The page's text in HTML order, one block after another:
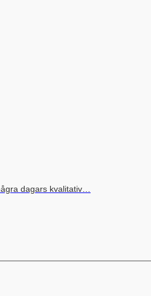
dagars kvalitativ…